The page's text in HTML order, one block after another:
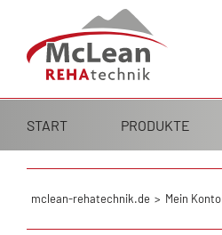
Navigation
überspringen
START PRODUKTE
mclean-rehatechnik.de Mein Konto